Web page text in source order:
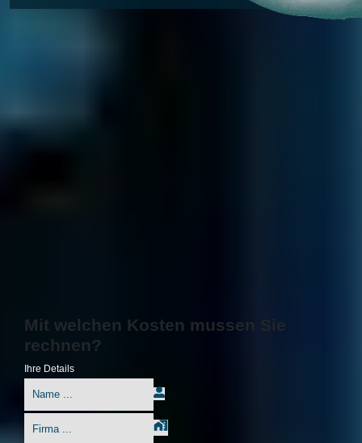
Mit welchen Kosten mussen Sie
rechnen?
Ihre Details